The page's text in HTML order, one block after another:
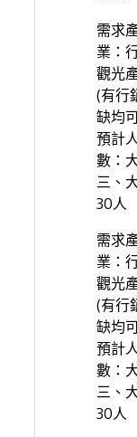
需求
業：
觀光
(有行
缺均
預計
數：
三、
30人
需求
業：
觀光
(有行
缺均
預計
數：
三、
30人